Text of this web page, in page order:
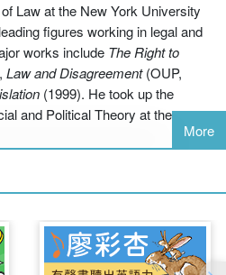
looks at the problems currently
and the UK Government in
White House. The volume will
engaged with contemporary
struggle for an ethical
Law at the New York University
figures working in legal and
works include The Right to
Law and Disagreement(OUP,
(1999). He took up the
and Political Theory at the
More